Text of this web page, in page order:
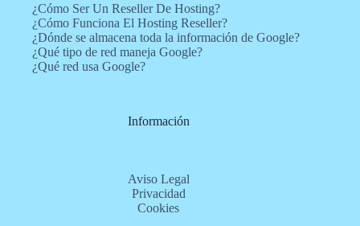
¿Cómo Ser Un Reseller De Hosting?
¿Cómo Funciona El Hosting Reseller?
¿Dónde se almacena toda la información de Google?
¿Qué tipo de red maneja Google?
¿Qué red usa Google?
Información
Aviso Legal
Privacidad
Cookies